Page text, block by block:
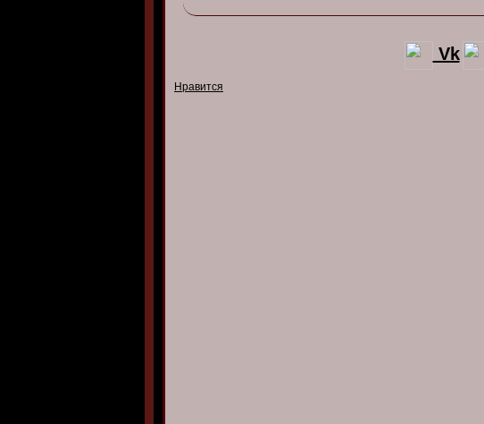
Vk
Нравится